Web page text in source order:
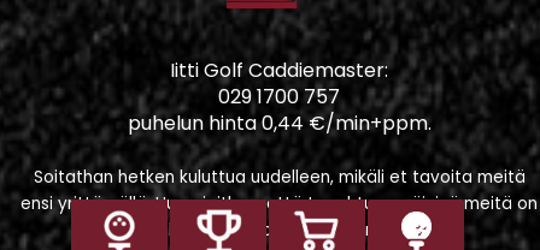
Iitti Golf Caddiemaster:
029 1700 757
puhelun hinta 0,44 €/min+ppm.
Soitathan hetken kuluttua uudelleen, mikäli et tavoita meitä
ensi yrittämällä. Huomioithan, että tapahtumapäivinä meitä on
vaikeampi tavoittaa puhelimitse.